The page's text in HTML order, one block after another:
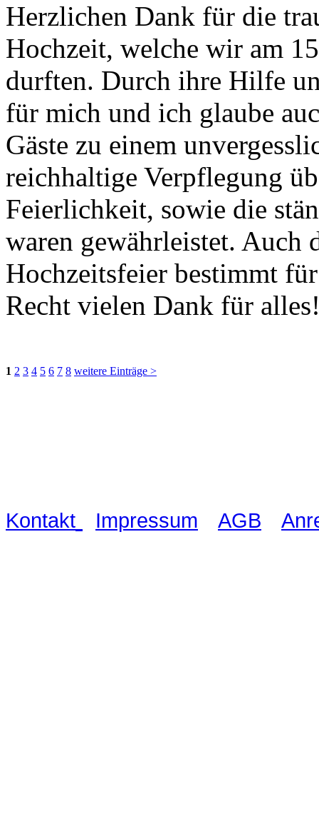
Herzlichen Dank für die
Hochzeit, welche wir am
durften. Durch ihre Hilfe
für mich und ich glaube
Gäste zu einem
reichhaltige Verpflegung
Feierlichkeit, sowie die
waren gewährleistet. Auch
Hochzeitsfeier bestimmt
Recht vielen Dank für
1 2 3 4 5 6 7 8 weitere Einträge >
Kontakt Impressum AGB